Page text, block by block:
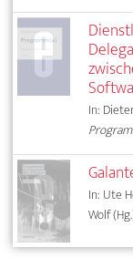
In:
In: Ute
Wolf